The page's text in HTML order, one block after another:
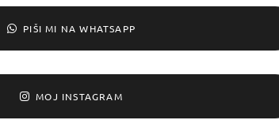
PIŠI MI NA WHATSAPP
MOJ INSTAGRAM